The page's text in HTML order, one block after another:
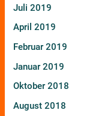
Juli 2019
April 2019
Februar 2019
Januar 2019
Oktober 2018
August 2018